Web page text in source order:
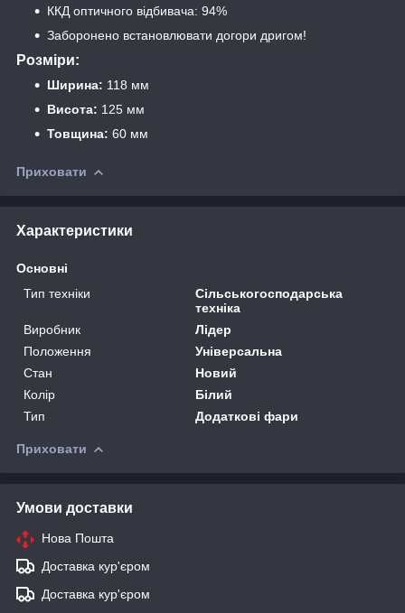
ККД оптичного відбивача: 94%
Заборонено встановлювати догори дригом!
Розміри:
Ширина: 118 мм
Висота: 125 мм
Товщина: 60 мм
Приховати
Характеристики
Основні
Тип техніки
Сільськогосподарська
техніка
Виробник
Лідер
Положення
Універсальна
Стан
Новий
Колір
Білий
Тип
Додаткові фари
Приховати
Умови доставки
Нова Пошта
Доставка кур'єром
Доставка кур'єром